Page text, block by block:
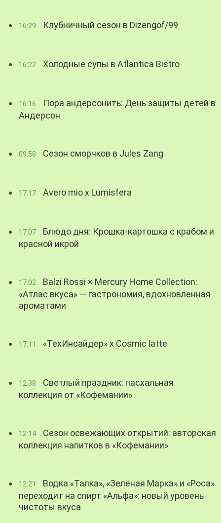
16:29 Клубничный сезон в Dizengof/99
16:22 Холодные супы в Atlantica Bistro
16:16
Пора андерсонить: День защиты детей в
Андерсон
09:58 Сезон сморчков в Jules Zang
17:17 Avero mio x Lumisfera
17:07
Блюдо дня: Крошка-картошка с крабом и
красной икрой
17:02
Balzi Rossi × Mercury Home Collection:
«Атлас вкуса» — гастрономия, вдохновленная
ароматами
17:11 «ТехИнсайдер» х Cosmic latte
12:38
Светлый праздник: пасхальная
коллекция от «Кофемании»
12:14
Сезон освежающих открытий: авторская
коллекция напитков в «Кофемании»
12:21
Водка «Талка», «Зелёная Марка» и «Роса»
переходит на спирт «Альфа»: новый уровень
чистоты вкуса